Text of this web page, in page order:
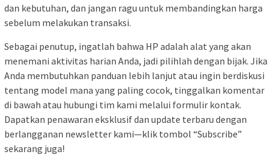
dan kebutuhan, dan jangan ragu untuk membandingkan harga
sebelum melakukan transaksi.
Sebagai penutup, ingatlah bahwa HP adalah alat yang akan
menemani aktivitas harian Anda, jadi pilihlah dengan bijak. Jika
Anda membutuhkan panduan lebih lanjut atau ingin berdiskusi
tentang model mana yang paling cocok, tinggalkan komentar
di bawah atau hubungi tim kami melalui formulir kontak.
Dapatkan penawaran eksklusif dan update terbaru dengan
berlangganan newsletter kami—klik tombol “Subscribe”
sekarang juga!